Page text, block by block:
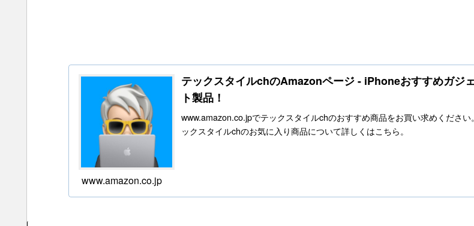
テックスタイルchのAmazonページ - iPhoneおすすめガジ
ト製品！
www.amazon.co.jpでテックスタイルchのおすすめ商品をお買い求めください
ックスタイルchのお気に入り商品について詳しくはこちら。
www.amazon.co.jp